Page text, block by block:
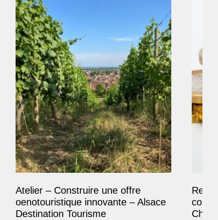
Atelier – Construire une offre
oenotouristique innovante – Alsace
Destination Tourisme